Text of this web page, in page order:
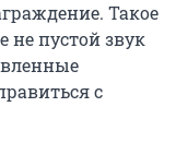
Такое
не пустой звук
с